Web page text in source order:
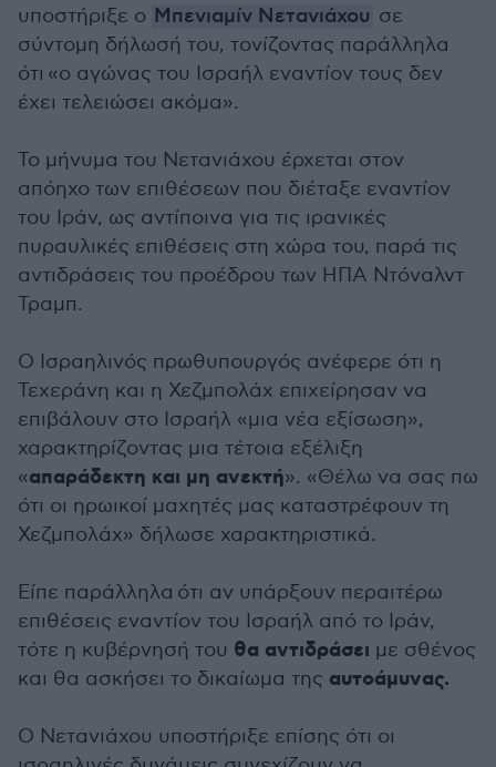
υποστήριξε ο Μπενιαμίν Νετανιάχου σε
σύντομη δήλωσή του, τονίζοντας παράλληλα
ότι «ο αγώνας του Ισραήλ εναντίον τους δεν
έχει τελειώσει ακόμα».
Το μήνυμα του Νετανιάχου έρχεται στον
απόηχο των επιθέσεων που διέταξε εναντίον
του Ιράν, ως αντίποινα για τις ιρανικές
πυραυλικές επιθέσεις στη χώρα του, παρά τις
αντιδράσεις του προέδρου των ΗΠΑ Ντόναλντ
Τραμπ.
Ο Ισραηλινός πρωθυπουργός ανέφερε ότι η
Τεχεράνη και η Χεζμπολάχ επιχείρησαν να
επιβάλουν στο Ισραήλ «μια νέα εξίσωση»,
χαρακτηρίζοντας μια τέτοια εξέλιξη
«απαράδεκτη και μη ανεκτή». «Θέλω να σας πω
ότι οι ηρωικοί μαχητές μας καταστρέφουν τη
Χεζμπολάχ» δήλωσε χαρακτηριστικά.
Είπε παράλληλα ότι αν υπάρξουν περαιτέρω
επιθέσεις εναντίον του Ισραήλ από το Ιράν,
τότε η κυβέρνησή του θα αντιδράσει με σθένος
και θα ασκήσει το δικαίωμα της αυτοάμυνας.
Ο Νετανιάχου υποστήριξε επίσης ότι οι